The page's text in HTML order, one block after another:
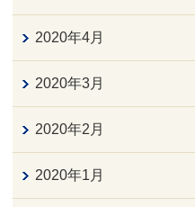
2020年4月
2020年3月
2020年2月
2020年1月